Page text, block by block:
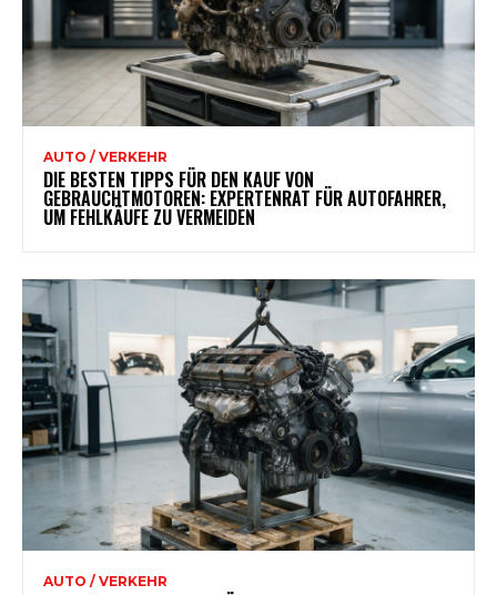
AUTO / VERKEHR
DIE BESTEN TIPPS FÜR DEN KAUF VON
GEBRAUCHTMOTOREN: EXPERTENRAT FÜR AUTOFAHRER,
UM FEHLKÄUFE ZU VERMEIDEN
AUTO / VERKEHR